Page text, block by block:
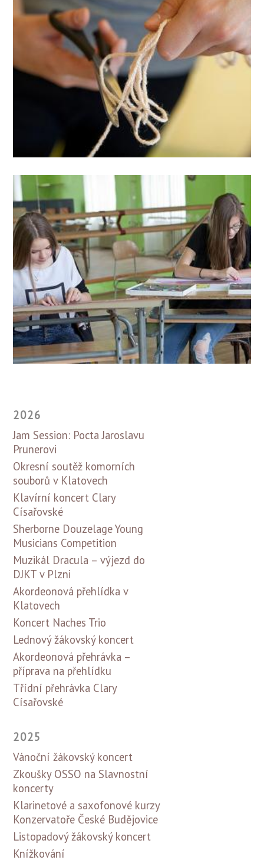
2026
Jam Session: Pocta Jaroslavu
Prunerovi
Okresní soutěž komorních
souborů v Klatovech
Klavírní koncert Clary
Císařovské
Sherborne Douzelage Young
Musicians Competition
Muzikál Dracula – výjezd do
DJKT v Plzni
Akordeonová přehlídka v
Klatovech
Koncert Naches Trio
Lednový žákovský koncert
Akordeonová přehrávka –
příprava na přehlídku
Třídní přehrávka Clary
Císařovské
2025
Vánoční žákovský koncert
Zkoušky OSSO na Slavnostní
koncerty
Klarinetové a saxofonové kurzy
Konzervatoře České Budějovice
Listopadový žákovský koncert
Knížkování